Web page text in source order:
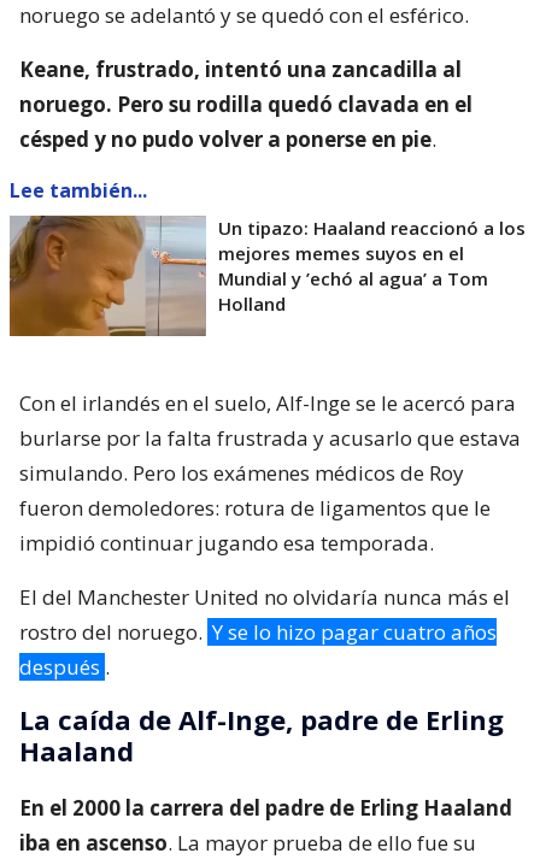
noruego se adelantó y se quedó con el esférico.
Keane, frustrado, intentó una zancadilla al
noruego. Pero su rodilla quedó clavada en el
césped y no pudo volver a ponerse en pie.
Lee también...
Un tipazo: Haaland reaccionó a los
mejores memes suyos en el
Mundial y ’echó al agua’ a Tom
Holland
Con el irlandés en el suelo, Alf-Inge se le acercó para
burlarse por la falta frustrada y acusarlo que estava
simulando. Pero los exámenes médicos de Roy
fueron demoledores: rotura de ligamentos que le
impidió continuar jugando esa temporada.
El del Manchester United no olvidaría nunca más el
rostro del noruego. Y se lo hizo pagar cuatro años
después .
La caída de Alf-Inge, padre de Erling
Haaland
En el 2000 la carrera del padre de Erling Haaland
iba en ascenso. La mayor prueba de ello fue su